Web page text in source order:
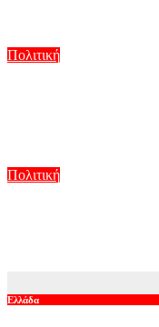
Πολιτική
Πολιτική
Ελλάδα